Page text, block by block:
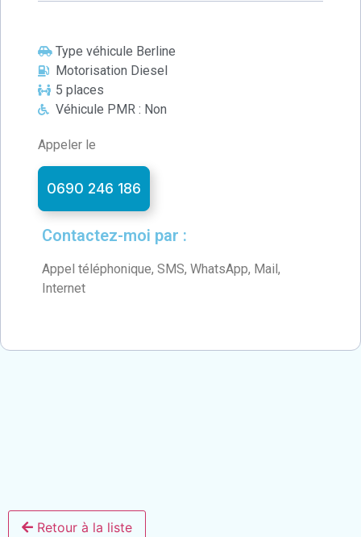
Retour à la liste
Type véhicule Berline
Motorisation Diesel
5 places
Véhicule PMR : Non
Appeler le
0690 246 186
Contactez-moi par :
Appel téléphonique, SMS, WhatsApp, Mail,
Internet